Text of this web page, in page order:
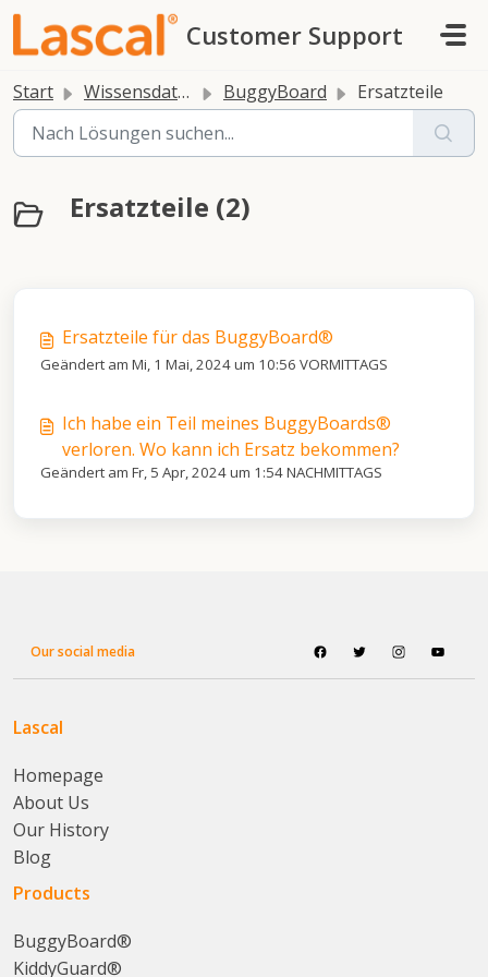
Zum hauptsächlichen Inhalt gehen
Customer Support
Start Wissensdatenbank BuggyBoard Ersatzteile
Ersatzteile (2)
Ersatzteile für das BuggyBoard®
Geändert am Mi, 1 Mai, 2024 um 10:56 VORMITTAGS
Ich habe ein Teil meines BuggyBoards®
verloren. Wo kann ich Ersatz bekommen?
Geändert am Fr, 5 Apr, 2024 um 1:54 NACHMITTAGS
Our social media
Lascal
Homepage
About Us
Our History
Blog
Products
BuggyBoard®
KiddyGuard®